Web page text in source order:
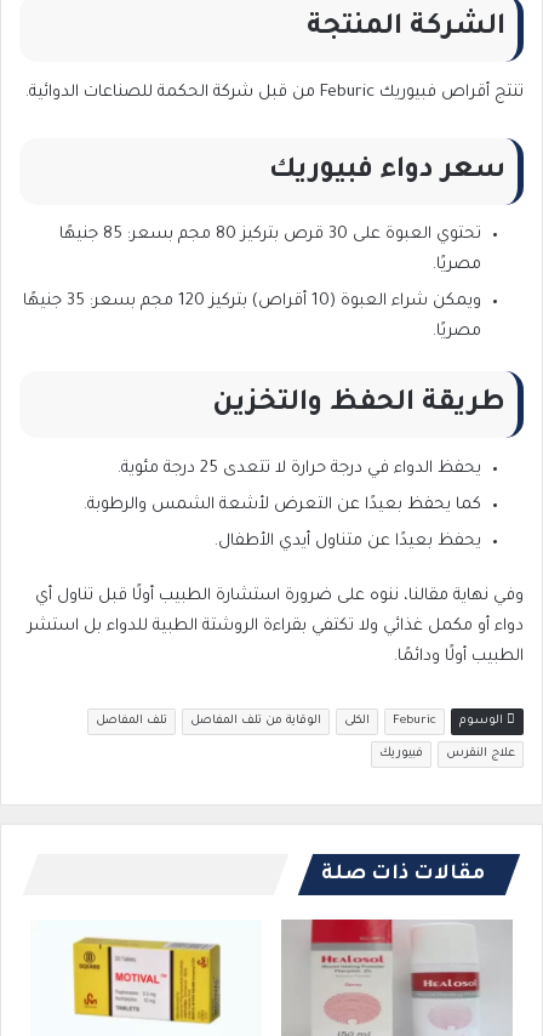
الشركة المنتجة
تنتج أقراص فبيوريك Feburic من قبل شركة الحكمة للصناعات الدوائية.
سعر دواء فبيوريك
تحتوي العبوة على 30 قرص بتركيز 80 مجم بسعر: 85 جنيهًا
مصريًا.
ويمكن شراء العبوة (10 أقراص) بتركيز 120 مجم بسعر: 35 جنيهًا
مصريًا.
طريقة الحفظ والتخزين
يحفظ الدواء في درجة حرارة لا تتعدى 25 درجة مئوية.
كما يحفظ بعيدًا عن التعرض لأشعة الشمس والرطوبة.
يحفظ بعيدًا عن متناول أيدي الأطفال.
وفي نهاية مقالنا، ننوه على ضرورة استشارة الطبيب أولًا قبل تناول أي
دواء أو مكمل غذائي ولا تكتفي بقراءة الروشتة الطبية للدواء بل استشر
الطبيب أولًا ودائمًا.
الوسوم Feburic الكلى الوقاية من تلف المفاصل تلف المفاصل
علاج النقرس فبيوريك
مقالات ذات صلة